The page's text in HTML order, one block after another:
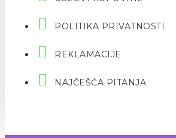
POLITIKA PRIVATNOSTI
REKLAMACIJE
NAJČEŠĆA PITANJA